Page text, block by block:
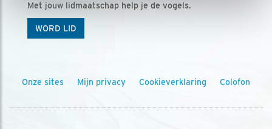
Met jouw lidmaatschap help je de vogels.
WORD LID
Onze sites Mijn privacy Cookieverklaring Colofon